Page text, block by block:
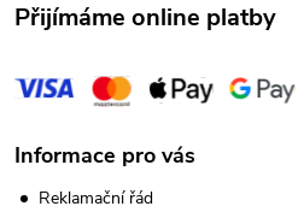
Přijímáme online platby
Informace pro vás
Reklamační řád